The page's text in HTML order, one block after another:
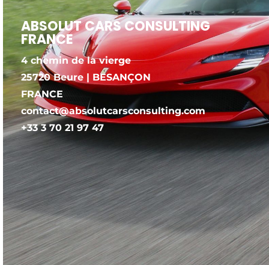
ABSOLUT CARS CONSULTING
FRANCE
4 chemin de la vierge
25720 Beure | BESANÇON
FRANCE
contact@absolutcarsconsulting.com
+33 3 70 21 97 47